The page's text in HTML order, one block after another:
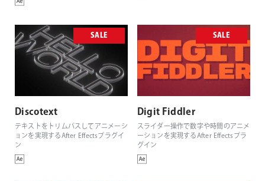
SALE
Discotext
テキストをトリムパスしてアニメーシ
ョンを実現するAfter Effectsプラグイ
ン
SALE
Digit Fiddler
スライダー操作で数字や時間のアニメ
ーションを実現するAfter Effectsプラ
グイン